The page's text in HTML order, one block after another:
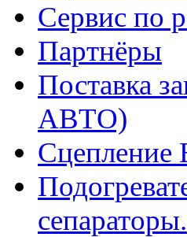
Сервис по
Партнёры
Поставка
АВТО)
Сцепление
сепараторы.